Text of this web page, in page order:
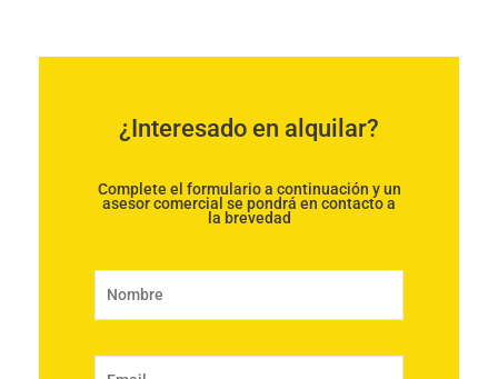
¿Interesado en alquilar?
Complete el formulario a continuación y un
asesor comercial se pondrá en contacto a
la brevedad